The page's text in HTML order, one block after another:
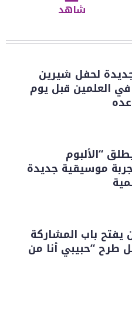
شاهد
لحفل شيرين
العلمين قبل يوم
“الألبوم
موسيقية جديدة
باب المشاركة
طرح “حبيبي أنا من